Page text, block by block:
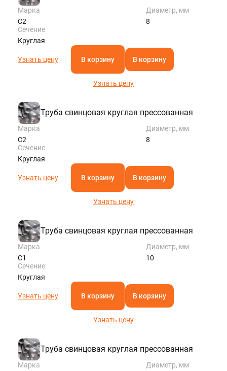
Марка
С2
Диаметр, мм
8
Сечение
Круглая
Узнать цену В корзину В корзину
Узнать цену
Труба свинцовая круглая прессованная
Марка
С2
Диаметр, мм
8
Сечение
Круглая
Узнать цену В корзину В корзину
Узнать цену
Труба свинцовая круглая прессованная
Марка
С1
Диаметр, мм
10
Сечение
Круглая
Узнать цену В корзину В корзину
Узнать цену
Труба свинцовая круглая прессованная
Марка
Диаметр, мм